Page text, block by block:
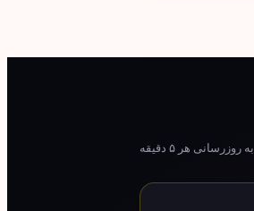
به روزرسانی هر ۵ دقیقه